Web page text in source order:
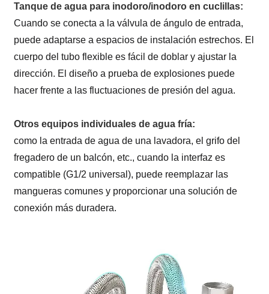
Tanque de agua para inodoro/inodoro en cuclillas:
Cuando se conecta a la válvula de ángulo de entrada,
puede adaptarse a espacios de instalación estrechos. El
cuerpo del tubo flexible es fácil de doblar y ajustar la
dirección. El diseño a prueba de explosiones puede
hacer frente a las fluctuaciones de presión del agua.
Otros equipos individuales de agua fría:
como la entrada de agua de una lavadora, el grifo del
fregadero de un balcón, etc., cuando la interfaz es
compatible (G1/2 universal), puede reemplazar las
mangueras comunes y proporcionar una solución de
conexión más duradera.